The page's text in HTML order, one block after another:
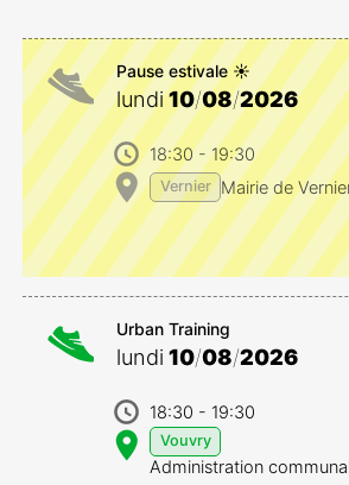
Pause estivale ☀️
lundi10/08/2026
18:30- 19:30
Vernier Mairie de
Urban Training
lundi 10/08/2026
18:30 - 19:30
Vouvry
Administration